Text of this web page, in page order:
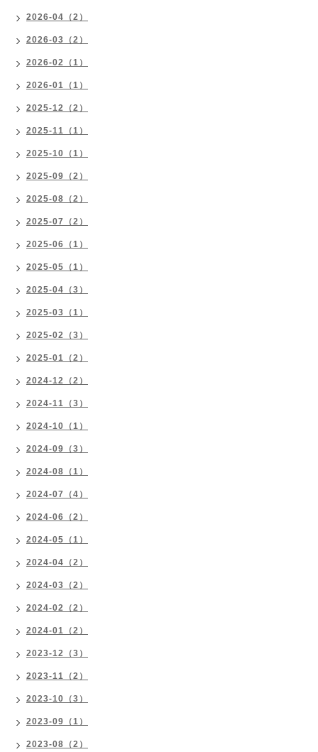
2026-04（2）
2026-03（2）
2026-02（1）
2026-01（1）
2025-12（2）
2025-11（1）
2025-10（1）
2025-09（2）
2025-08（2）
2025-07（2）
2025-06（1）
2025-05（1）
2025-04（3）
2025-03（1）
2025-02（3）
2025-01（2）
2024-12（2）
2024-11（3）
2024-10（1）
2024-09（3）
2024-08（1）
2024-07（4）
2024-06（2）
2024-05（1）
2024-04（2）
2024-03（2）
2024-02（2）
2024-01（2）
2023-12（3）
2023-11（2）
2023-10（3）
2023-09（1）
2023-08（2）